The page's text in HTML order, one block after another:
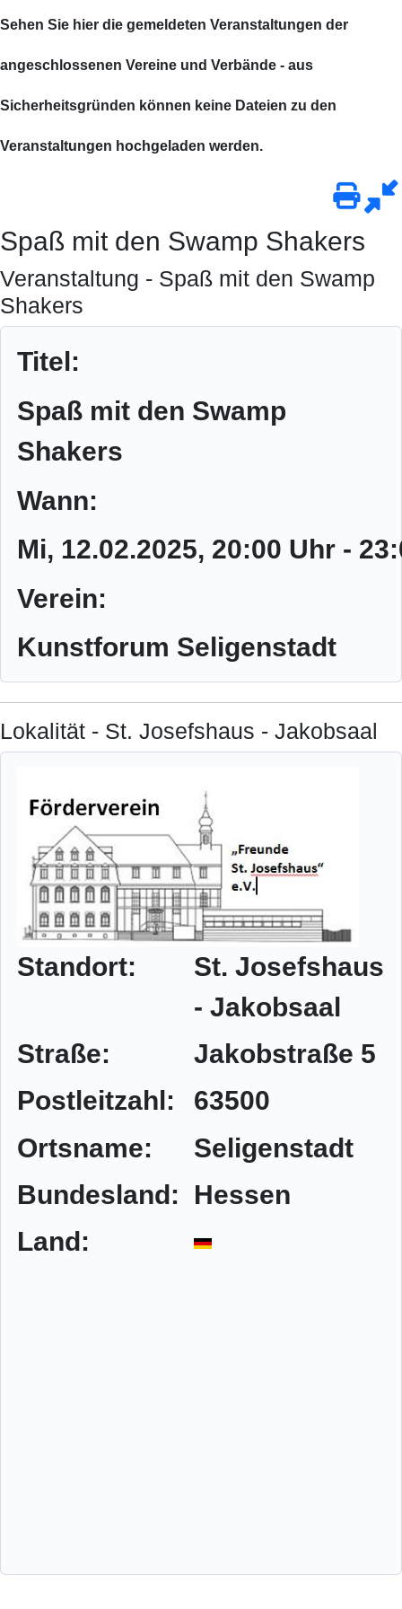
Sehen Sie hier die gemeldeten Veranstaltungen der
angeschlossenen Vereine und Verbände - aus
Sicherheitsgründen können keine Dateien zu den
Veranstaltungen hochgeladen werden.
Spaß mit den Swamp Shakers
Veranstaltung - Spaß mit den Swamp
Shakers
Titel:
Spaß mit den Swamp
Shakers
Wann:
Mi, 12.02.2025, 20:00 Uhr-
Verein:
Kunstforum Seligenstadt
Lokalität - St. Josefshaus - Jakobsaal
Standort:
St. Josefshaus
- Jakobsaal
Straße:
Jakobstraße 5
Postleitzahl:
63500
Ortsname:
Seligenstadt
Bundesland:
Hessen
Land: